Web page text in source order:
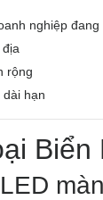
nghiệp đang
rộng
dài hạn
Biển